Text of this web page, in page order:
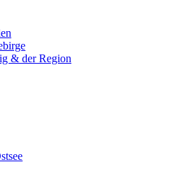
& der Region